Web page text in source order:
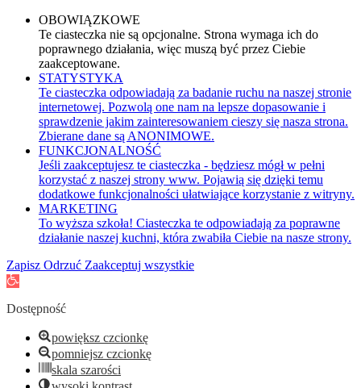
OBOWIĄZKOWE
Te ciasteczka nie są opcjonalne. Strona wymaga ich do
poprawnego działania, więc muszą być przez Ciebie
zaakceptowane.
STATYSTYKA
Te ciasteczka odpowiadają za badanie ruchu na naszej stronie
internetowej. Pozwolą one nam na lepsze dopasowanie i
sprawdzenie jakim zainteresowaniem cieszy się nasza strona.
Zbierane dane są ANONIMOWE.
FUNKCJONALNOŚĆ
Jeśli zaakceptujesz te ciasteczka - będziesz mógł w pełni
korzystać z naszej strony www. Pojawią się dzięki temu
dodatkowe funkcjonalności ułatwiające korzystanie z witryny.
MARKETING
To wyższa szkoła! Ciasteczka te odpowiadają za poprawne
działanie naszej kuchni, która zwabiła Ciebie na nasze strony.
Zapisz Odrzuć Zaakceptuj wszystkie
Otwórz
narzędzi
Dostępność
powiększ czcionkę
pomniejsz czcionkę
skala szarości